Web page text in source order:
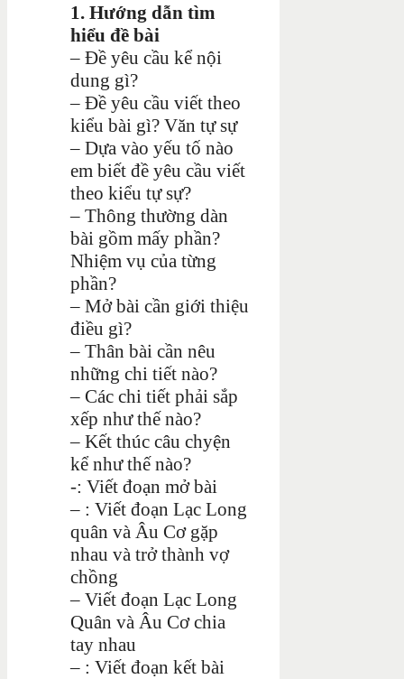
1. Hướng dẫn tìm
hiểu đề bài
– Đề yêu cầu kể nội
dung gì?
– Đề yêu cầu viết theo
kiểu bài gì? Văn tự sự
– Dựa vào yếu tố nào
em biết đề yêu cầu viết
theo kiểu tự sự?
– Thông thường dàn
bài gồm mấy phần?
Nhiệm vụ của từng
phần?
– Mở bài cần giới thiệu
điều gì?
– Thân bài cần nêu
những chi tiết nào?
– Các chi tiết phải sắp
xếp như thế nào?
– Kết thúc câu chyện
kể như thế nào?
-: Viết đoạn mở bài
– : Viết đoạn Lạc Long
quân và Âu Cơ gặp
nhau và trở thành vợ
chồng
– Viết đoạn Lạc Long
Quân và Âu Cơ chia
tay nhau
– : Viết đoạn kết bài